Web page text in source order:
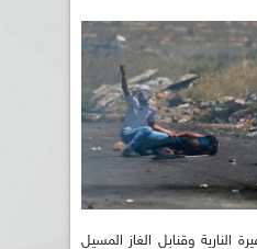
النارية وقنابل الغاز المسيل